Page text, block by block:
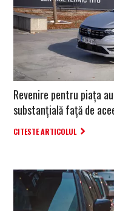
Revenire pentru piața
substanțială față de
CITESTE ARTICOLUL